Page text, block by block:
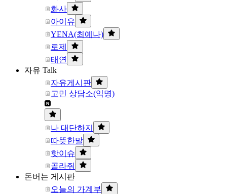
화사
아이유
YENA(최예나)
로제
태연
자유 Talk
자유게시판
고민 상담소(익명)
나 대단하지
따뜻한말
핫이슈
골라줘
돈버는 게시판
오늘의 가계부